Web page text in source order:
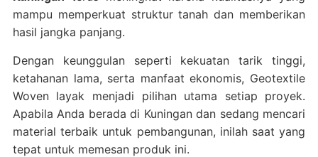
mampu memperkuat struktur tanah dan memberikan
hasil jangka panjang.
Dengan keunggulan seperti kekuatan tarik tinggi,
ketahanan lama, serta manfaat ekonomis, Geotextile
Woven layak menjadi pilihan utama setiap proyek.
Apabila Anda berada di Kuningan dan sedang mencari
material terbaik untuk pembangunan, inilah saat yang
tepat untuk memesan produk ini.